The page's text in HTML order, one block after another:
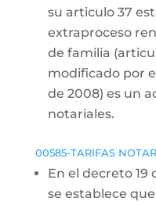
su articulo 37
extraproceso
de familia
modificado por
de 2008) es un
notariales.
00585-TARIFAS
En el decreto 19
se establece